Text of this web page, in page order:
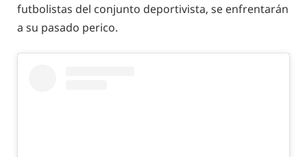
futbolistas del conjunto deportivista, se enfrentarán
a su pasado perico.